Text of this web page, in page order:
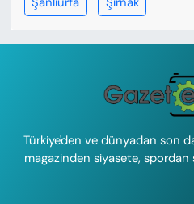
Türkiye'den ve dünyadan son
magazinden siyasete,